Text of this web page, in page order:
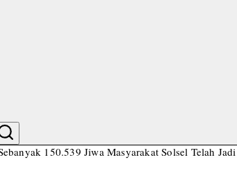
Search 150.539 Jiwa Masyarakat Solsel Telah